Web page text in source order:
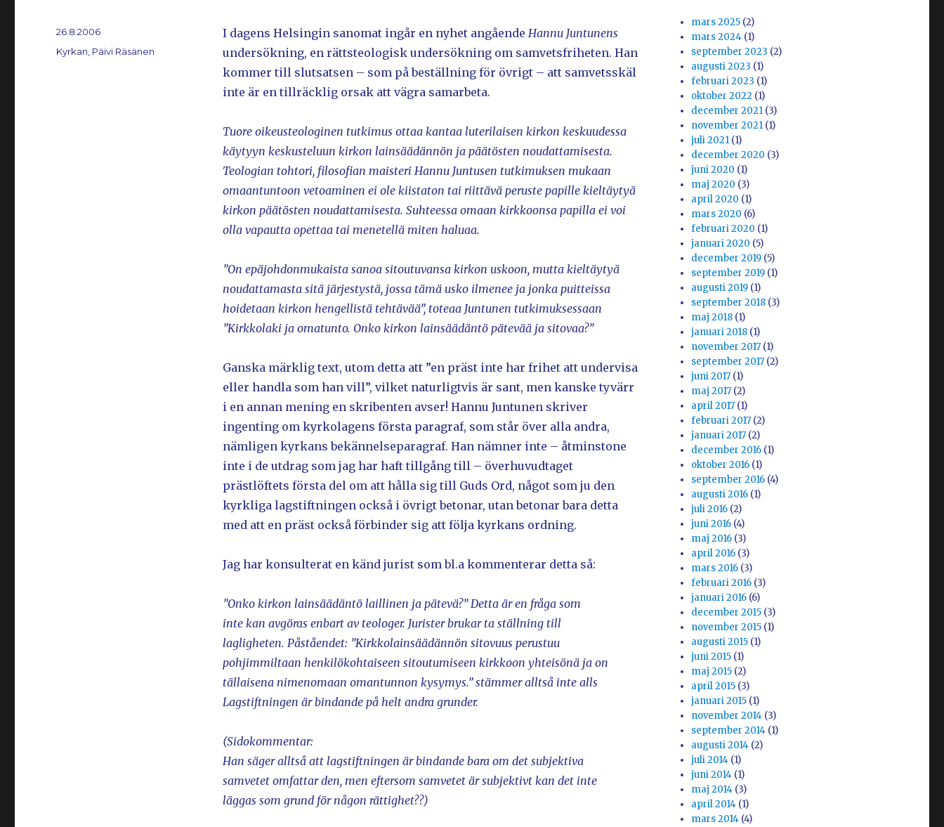
I dagens Helsingin sanomat ingår en nyhet angående Hannu Juntunens
undersökning, en rättsteologisk undersökning om samvetsfriheten. Han
kommer till slutsatsen – som på beställning för övrigt – att samvetsskäl
inte är en tillräcklig orsak att vägra samarbeta.
Tuore oikeusteologinen tutkimus ottaa kantaa luterilaisen kirkon keskuudessa
käytyyn keskusteluun kirkon lainsäädännön ja päätösten noudattamisesta.
Teologian tohtori, filosofian maisteri Hannu Juntusen tutkimuksen mukaan
omaantuntoon vetoaminen ei ole kiistaton tai riittävä peruste papille kieltäytyä
kirkon päätösten noudattamisesta. Suhteessa omaan kirkkoonsa papilla ei voi
olla vapautta opettaa tai menetellä miten haluaa.
”On epäjohdonmukaista sanoa sitoutuvansa kirkon uskoon, mutta kieltäytyä
noudattamasta sitä järjestystä, jossa tämä usko ilmenee ja jonka puitteissa
hoidetaan kirkon hengellistä tehtävää”, toteaa Juntunen tutkimuksessaan
”Kirkkolaki ja omatunto. Onko kirkon lainsäädäntö pätevää ja sitovaa?”
Ganska märklig text, utom detta att ”en präst inte har frihet att undervisa
eller handla som han vill”, vilket naturligtvis är sant, men kanske tyvärr
i en annan mening en skribenten avser! Hannu Juntunen skriver
ingenting om kyrkolagens första paragraf, som står över alla andra,
nämligen kyrkans bekännelseparagraf. Han nämner inte – åtminstone
inte i de utdrag som jag har haft tillgång till – överhuvudtaget
prästlöftets första del om att hålla sig till Guds Ord, något som ju den
kyrkliga lagstiftningen också i övrigt betonar, utan betonar bara detta
med att en präst också förbinder sig att följa kyrkans ordning.
Jag har konsulterat en känd jurist som bl.a kommenterar detta så:
”Onko kirkon lainsäädäntö laillinen ja pätevä?” Detta är en fråga som
inte kan avgöras enbart av teologer. Jurister brukar ta ställning till
lagligheten. Påståendet: ”Kirkkolainsäädännön sitovuus perustuu
pohjimmiltaan henkilökohtaiseen sitoutumiseen kirkkoon yhteisönä ja on
tällaisena nimenomaan omantunnon kysymys.” stämmer alltså inte alls
Lagstiftningen är bindande på helt andra grunder.
(Sidokommentar:
Han säger alltså att lagstiftningen är bindande bara om det subjektiva
samvetet omfattar den, men eftersom samvetet är subjektivt kan det inte
läggas som grund för någon rättighet??)
Postat
26.8.2006
Kategorier
Kyrkan, Päivi Räsänen
mars 2025 (2)
mars 2024 (1)
september 2023 (2)
augusti 2023 (1)
februari 2023 (1)
oktober 2022 (1)
december 2021 (3)
november 2021 (1)
juli 2021 (1)
december 2020 (3)
juni 2020 (1)
maj 2020 (3)
april 2020 (1)
mars 2020 (6)
februari 2020 (1)
januari 2020 (5)
december 2019 (5)
september 2019 (1)
augusti 2019 (1)
september 2018 (3)
maj 2018 (1)
januari 2018 (1)
november 2017 (1)
september 2017 (2)
juni 2017 (1)
maj 2017 (2)
april 2017 (1)
februari 2017 (2)
januari 2017 (2)
december 2016 (1)
oktober 2016 (1)
september 2016 (4)
augusti 2016 (1)
juli 2016 (2)
juni 2016 (4)
maj 2016 (3)
april 2016 (3)
mars 2016 (3)
februari 2016 (3)
januari 2016 (6)
december 2015 (3)
november 2015 (1)
augusti 2015 (1)
juni 2015 (1)
maj 2015 (2)
april 2015 (3)
januari 2015 (1)
november 2014 (3)
september 2014 (1)
augusti 2014 (2)
juli 2014 (1)
juni 2014 (1)
maj 2014 (3)
april 2014 (1)
mars 2014 (4)